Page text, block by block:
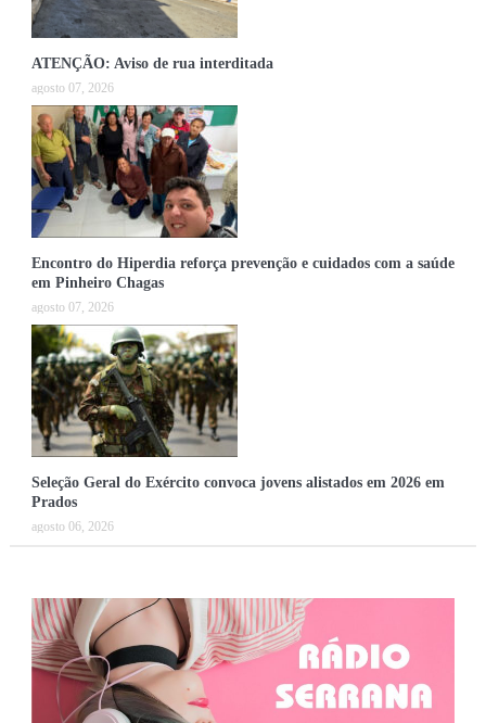
ATENÇÃO: Aviso de rua interditada
agosto 07, 2026
Encontro do Hiperdia reforça prevenção e cuidados com a saúde
em Pinheiro Chagas
agosto 07, 2026
Seleção Geral do Exército convoca jovens alistados em 2026 em
Prados
agosto 06, 2026